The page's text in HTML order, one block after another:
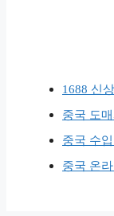
1688 신
중국 도
중국 수
중국 온